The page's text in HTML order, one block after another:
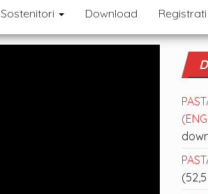
Sostenitori Download Registrati